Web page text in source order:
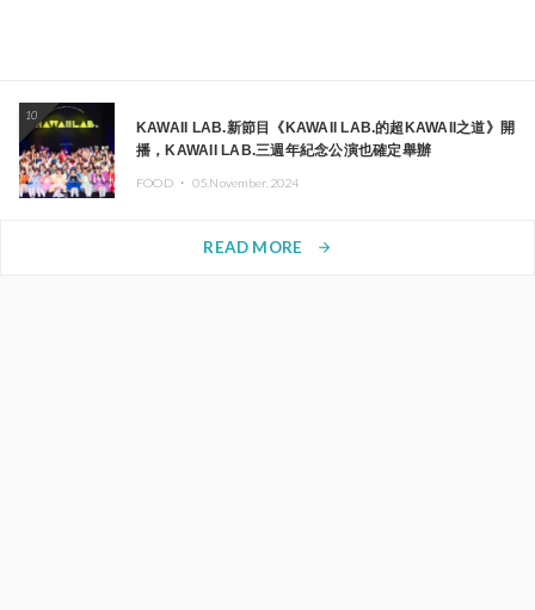
10
KAWAII LAB.新節目《KAWAII LAB.的超KAWAII之道》開
播，KAWAII LAB.三週年紀念公演也確定舉辦
FOOD ・ 05.November.2024
READ MORE arrow_forward